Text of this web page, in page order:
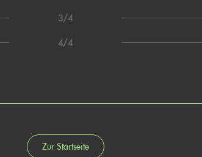
3/4
4/4
Zur Startseite